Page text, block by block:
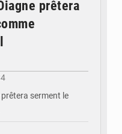
prêtera
serment le